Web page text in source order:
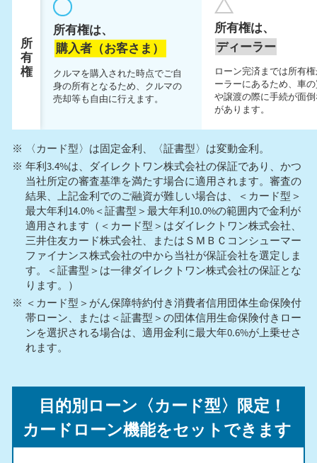
所
有
権
所有権は、
購入者（お客さま）
クルマを購入された時点でご自
身の所有となるため、クルマの
売却等も自由に行えます。
所有権は、
ディーラー
ローン完済までは所有
ーラーにあるため、車
や譲渡の際に手続が面
があります。
〈カード型〉は固定金利、〈証書型〉は変動金利。
年利3.4%は、ダイレクトワン株式会社の保証であり、かつ
当社所定の審査基準を満たす場合に適用されます。審査の
結果、上記金利でのご融資が難しい場合は、＜カード型＞
最大年利14.0%＜証書型＞最大年利10.0%の範囲内で金利が
適用されます（＜カード型＞はダイレクトワン株式会社、
三井住友カード株式会社、またはＳＭＢＣコンシューマー
ファイナンス株式会社の中から当社が保証会社を選定しま
す。＜証書型＞は一律ダイレクトワン株式会社の保証とな
ります。）
＜カード型＞がん保障特約付き消費者信用団体生命保険付
帯ローン、または＜証書型＞の団体信用生命保険付きロー
ンを選択される場合は、適用金利に最大年0.6%が上乗せさ
れます。
目的別ローン〈カード型〉限定！
カードローン機能をセットできます